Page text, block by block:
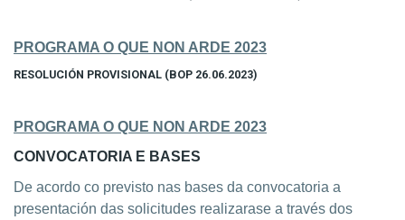
PROGRAMA O QUE NON ARDE 2023
RESOLUCIÓN PROVISIONAL (BOP 26.06.2023)
PROGRAMA O QUE NON ARDE 2023
CONVOCATORIA E BASES
De acordo co previsto nas bases da convocatoria a
presentación das solicitudes realizarase a través dos